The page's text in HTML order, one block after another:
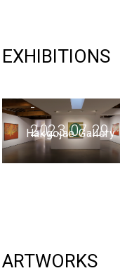
EXHIBITIONS
Centenary
-
2023.07.29
Hakgojae Gallery
ARTWORKS